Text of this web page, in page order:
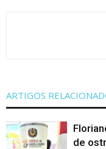
ARTIGOS
de